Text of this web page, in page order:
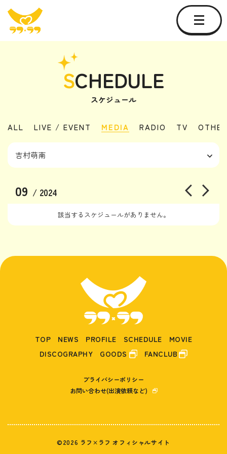
SCHEDULE
スケジュール
ALL LIVE / EVENT MEDIA RADIO TV OTHER
09 / 2024
該当するスケジュールがありません。
TOP NEWS PROFILE SCHEDULE
MOVIE
DISCOGRAPHY
GOODS FANCLUB
プライバシーポリシー
お問い合わせ(出演依頼など)
©2026 ラフ×ラフ オフィシャルサイト